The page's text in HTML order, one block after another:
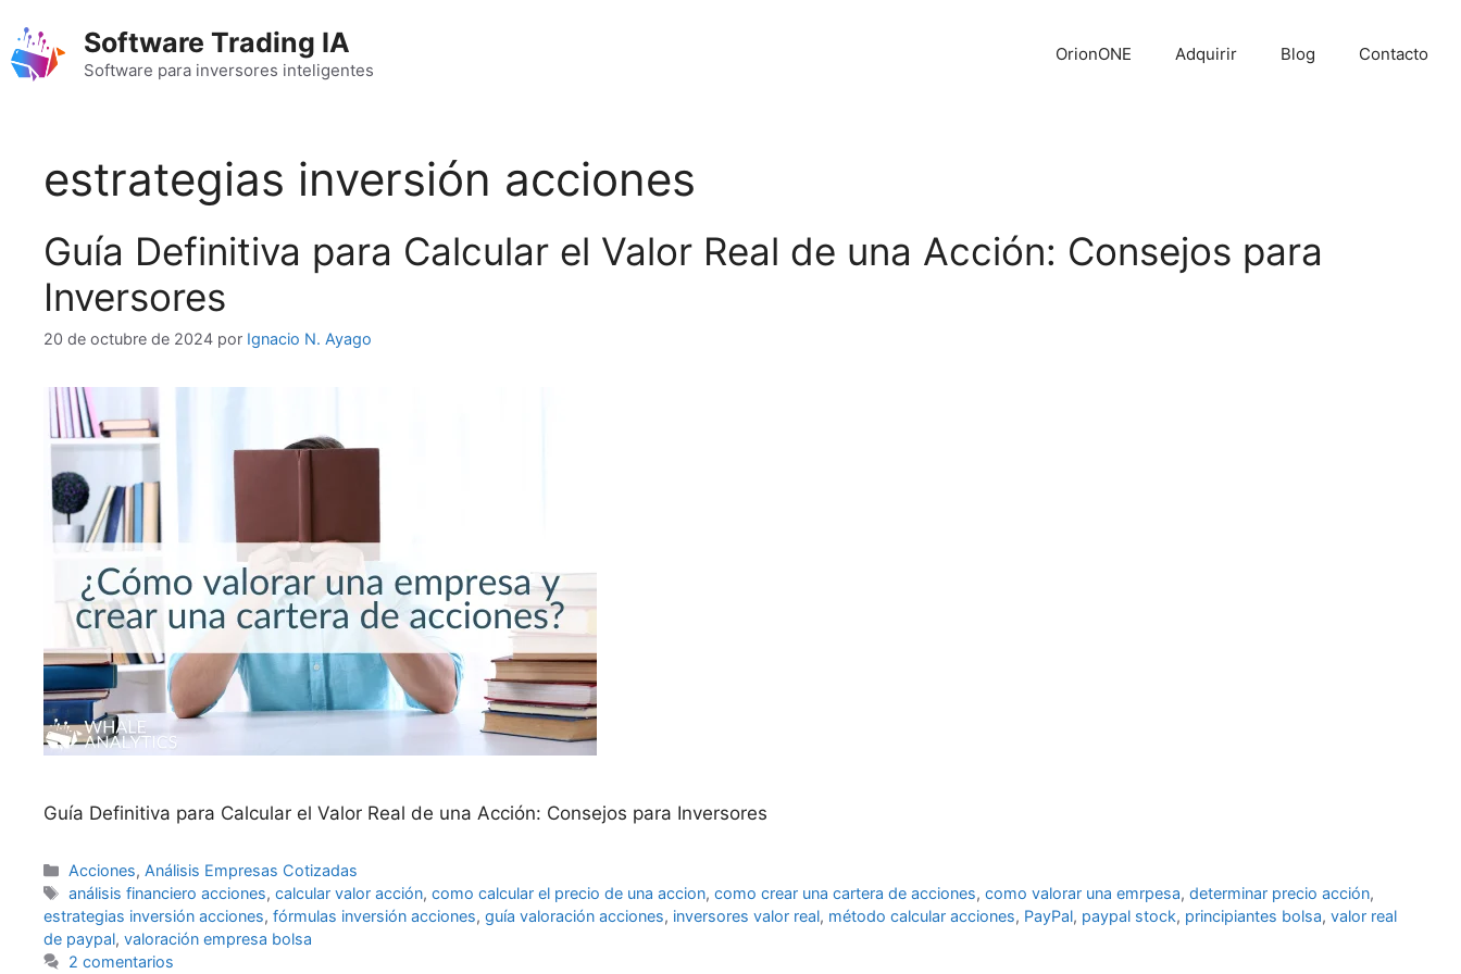
contenido
Software Trading IA
Software para inversores inteligentes
OrionONE Adquirir Blog Contacto
estrategias inversión acciones
Guía Definitiva para Calcular el Valor Real de una Acción: Consejos para
Inversores
20 de octubre de 2024 por Ignacio N. Ayago
Guía Definitiva para Calcular el Valor Real de una Acción: Consejos para Inversores
Categorías
Acciones, Análisis Empresas Cotizadas
Etiquetas
análisis financiero acciones,calcular valor acción,como calcular el precio de una accion,como crear una cartera de acciones,como valorar una emrpesa,determinar precio acción,
estrategias inversión acciones, fórmulas inversión acciones, guía valoración acciones, inversores valor real, método calcular acciones, PayPal, paypal stock, principiantes bolsa, valor real
de paypal, valoración empresa bolsa
2 comentarios